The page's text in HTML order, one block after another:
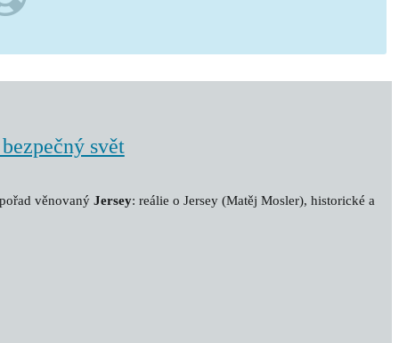
svět
věnovaný Jersey: reálie o Jersey (Matěj Mosler), historické a